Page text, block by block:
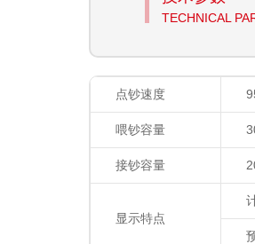
TECHNICAL
点钞速度
喂钞容量
接钞容量
显示特点